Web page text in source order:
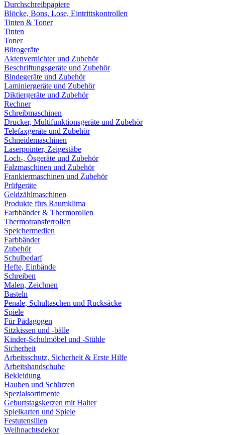
Durchschreibpapiere
Blöcke, Bons, Lose, Eintrittskontrollen
Tinten & Toner
Tinten
Toner
Bürogeräte
Aktenvernichter und Zubehör
Beschriftungsgeräte und Zubehör
Bindegeräte und Zubehör
Laminiergeräte und Zubehör
Diktiergeräte und Zubehör
Rechner
Schreibmaschinen
Drucker, Multifunktionsgeräte und Zubehör
Telefaxgeräte und Zubehör
Schneidemaschinen
Laserpointer, Zeigestäbe
Loch-, Ösgeräte und Zubehör
Falzmaschinen und Zubehör
Frankiermaschinen und Zubehör
Prüfgeräte
Geldzählmaschinen
Produkte fürs Raumklima
Farbbänder & Thermorollen
Thermotransferrollen
Speichermedien
Farbbänder
Zubehör
Schulbedarf
Hefte, Einbände
Schreiben
Malen, Zeichnen
Basteln
Penale, Schultaschen und Rucksäcke
Spiele
Für Pädagogen
Sitzkissen und -bälle
Kinder-Schulmöbel und -Stühle
Sicherheit
Arbeitsschutz, Sicherheit & Erste Hilfe
Arbeitshandschuhe
Bekleidung
Hauben und Schürzen
Spezialsortimente
Geburtstagskerzen mit Halter
Spielkarten und Spiele
Festutensilien
Weihnachtsdekor